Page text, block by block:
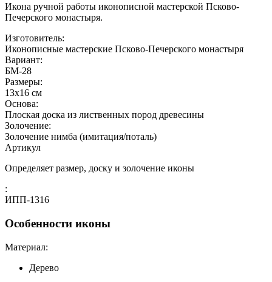
Икона ручной работы иконописной мастерской Псково-
Печерского монастыря.
Изготовитель:
Иконописные мастерские Псково-Печерского монастыря
Вариант:
БМ-28
Размеры:
13x16 см
Основа:
Плоская доска из лиственных пород древесины
Золочение:
Золочение нимба (имитация/поталь)
Артикул
Определяет размер, доску и золочение иконы
:
ИПП-1316
Особенности иконы
Материал:
Дерево